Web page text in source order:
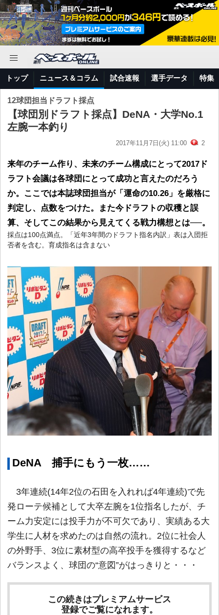
トップ ニュース＆コラム 試合速報 選手データ 特集
12球団担当ドラフト採点
【球団別ドラフト採点】DeNA・大学No.1
左腕一本釣り
2017年11月7日(火) 11:00 2
来年のチーム作り、未来のチーム構成にとって2017ド
ラフト会議は各球団にとって成功と言えたのだろう
か。ここでは本誌球団担当が「運命の10.26」を厳格に
判定し、点数をつけた。また今ドラフトの収穫と誤
算、そしてこの結果から見えてくる戦力構想とは──。
採点は100点満点。「近年3年間のドラフト指名内訳」表は入団拒
否者を含む。育成指名は含まない
DeNA 捕手にもう一枚……
3年連続(14年2位の石田を入れれば4年連続)で先
発ローテ候補として大卒左腕を1位指名したが、チ
ーム力安定には投手力が不可欠であり、実績ある大
学生に人材を求めたのは自然の流れ。2位に社会人
の外野手、3位に素材型の高卒投手を獲得するなど
バランスよく、球団の“意図”がはっきりと・・・
この続きはプレミアムサービス
登録でご覧になれます。